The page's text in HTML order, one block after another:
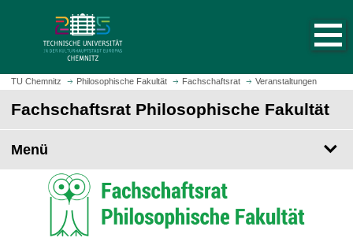
z
m
t
e
i
t
TU Chemnitz Philosophische Fakultät Fachschaftsrat Veranstaltungen
Fachschaftsrat Philosophische Fakultät
Menü